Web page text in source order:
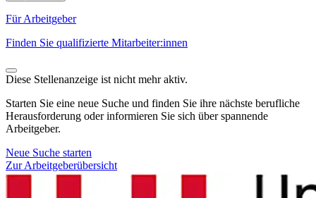
Für Arbeitgeber
Finden Sie qualifizierte Mitarbeiter:innen
Diese Stellenanzeige ist nicht mehr aktiv.
Starten Sie eine neue Suche und finden Sie ihre nächste berufliche
Herausforderung oder informieren Sie sich über spannende
Arbeitgeber.
Neue Suche starten
Zur Arbeitgeberübersicht